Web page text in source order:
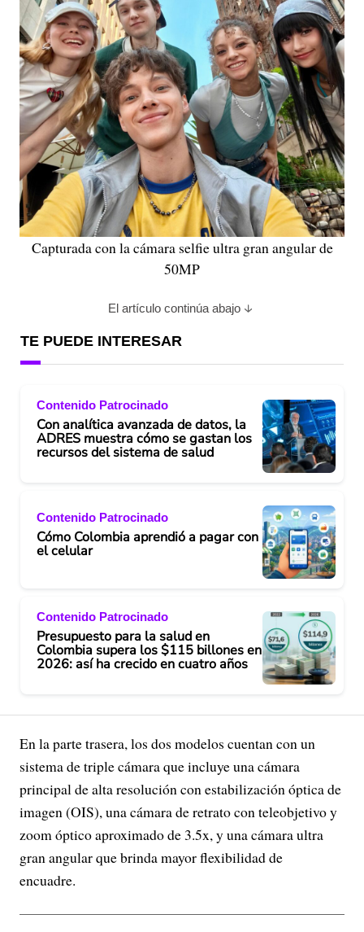
Capturada con la cámara selfie ultra gran angular de
50MP
El artículo continúa abajo
TE PUEDE INTERESAR
Contenido Patrocinado
Con analítica avanzada de datos, la
ADRES muestra cómo se gastan los
recursos del sistema de salud
Contenido Patrocinado
Cómo Colombia aprendió a pagar con
el celular
Contenido Patrocinado
Presupuesto para la salud en
Colombia supera los $115 billones en
2026: así ha crecido en cuatro años
En la parte trasera, los dos modelos cuentan con un
sistema de triple cámara que incluye una cámara
principal de alta resolución con estabilización óptica de
imagen (OIS), una cámara de retrato con teleobjetivo y
zoom óptico aproximado de 3.5x, y una cámara ultra
gran angular que brinda mayor flexibilidad de
encuadre.